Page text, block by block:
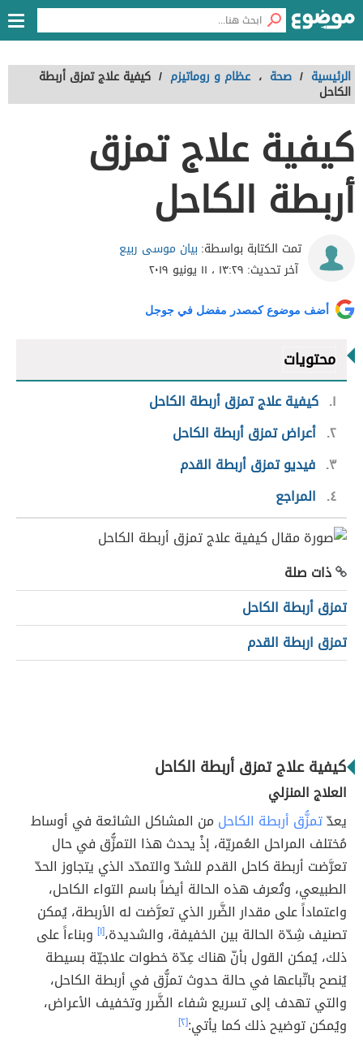
الرئيسية / صحة ، عظام و روماتيزم / كيفية علاج تمزق أربطة
الكاحل
كيفية علاج تمزق
أربطة الكاحل
تمت الكتابة بواسطة: بيان موسى ربيع
آخر تحديث: ١٣:٢٩ ، ١١ يونيو ٢٠١٩
أضف موضوع كمصدر مفضل في جوجل
محتويات
١ كيفية علاج تمزق أربطة الكاحل
٢ أعراض تمزق أربطة الكاحل
٣ فيديو تمزق أربطة القدم
٤
المراجع
ذات صلة
تمزق أربطة الكاحل
تمزق اربطة القدم
كيفية علاج تمزق أربطة الكاحل
العلاج المنزلي
يعدّتمزُّق أربطة الكاحل من المشاكل الشائعة في أوساط
مُختلف المراحل العُمريّة، إذْ يحدث هذا التمزُّق في حال
تعرَّضت أربطة كاحل القدم للشدّ والتمدّد الذي يتجاوز الحدّ
الطبيعي، وتُعرف هذه الحالة أيضاً باسم التواء الكاحل،
واعتماداً على مقدار الضَّرر الذي تعرَّضت له الأربطة، يُمكن
تصنيف شِدّة الحالة بين الخفيفة، والشديدة،[١] وبناءاً على
ذلك، يُمكن القول بأنّ هناك عِدّة خطوات علاجيّة بسيطة
يُنصح باتّباعها في حالة حدوث تمزُّق في أربطة الكاحل،
والتي تهدف إلى تسريع شفاء الضَّرر وتخفيف الأعراض،
ويُمكن توضيح ذلك كما يأتي:[٢]